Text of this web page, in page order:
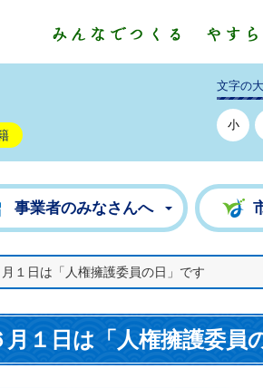
文字の
小
事業者のみなさんへ
１日は「人権擁護委員の日」です
１日は「人権擁護委員